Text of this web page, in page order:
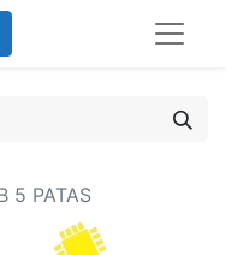
5 PATAS